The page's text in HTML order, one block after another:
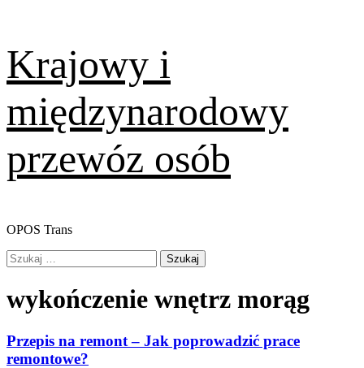
content
Krajowy i
międzynarodowy
przewóz osób
OPOS Trans
Primary
Menu
Szukaj:
wykończenie wnętrz morąg
Przepis na remont – Jak poprowadzić prace
remontowe?